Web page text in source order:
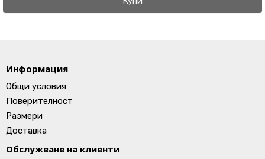
Информация
Общи условия
Поверителност
Размери
Доставка
Обслужване на клиенти